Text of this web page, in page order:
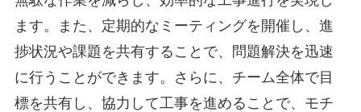
ます。また、定期的なミーティングを開催し、進
捗状況や課題を共有することで、問題解決を迅速
に行うことができます。さらに、チーム全体で目
標を共有し、協力して工事を進めることで、モチ